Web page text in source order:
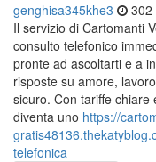
genghisa345khe3 302
Il servizio di Cartomanti
consulto telefonico
pronte ad ascoltarti e a
risposte su amore,
sicuro. Con tariffe
diventa uno https://
telefonica